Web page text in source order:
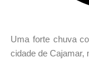
Uma forte chuva
cidade de Cajamar,